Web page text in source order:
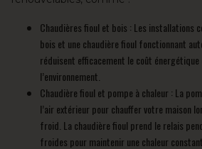
Chaudières fioul et bois : Les installations
bois et une chaudière fioul fonctionnant
réduisent efficacement le coût
l’environnement.
Chaudière fioul et pompe à chaleur : La
l’air extérieur pour chauffer votre maison
froid. La chaudière fioul prend le relais
froides pour maintenir une chaleur